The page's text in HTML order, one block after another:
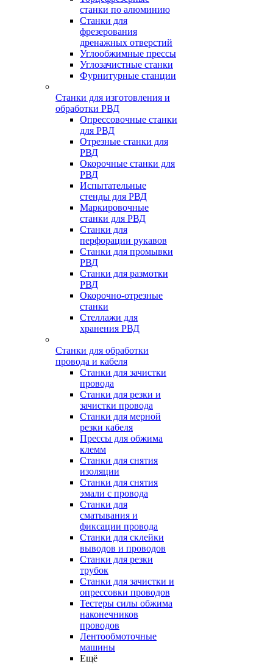
станки по алюминию
Станки для
фрезерования
дренажных отверстий
Углообжимные прессы
Углозачистные станки
Фурнитурные станции
Станки для изготовления и
обработки РВД
Опрессовочные станки
для РВД
Отрезные станки для
РВД
Окорочные станки для
РВД
Испытательные
стенды для РВД
Маркировочные
станки для РВД
Станки для
перфорации рукавов
Станки для промывки
РВД
Станки для размотки
РВД
Окорочно-отрезные
станки
Стеллажи для
хранения РВД
Станки для обработки
провода и кабеля
Станки для зачистки
провода
Станки для резки и
зачистки провода
Станки для мерной
резки кабеля
Прессы для обжима
клемм
Станки для снятия
изоляции
Станки для снятия
эмали с провода
Станки для
сматывания и
фиксации провода
Станки для склейки
выводов и проводов
Станки для резки
трубок
Станки для зачистки и
опрессовки проводов
Тестеры силы обжима
наконечников
проводов
Лентообмоточные
машины
Ещё